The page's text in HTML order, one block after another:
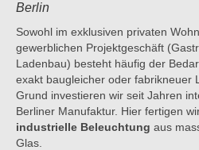
Berlin
Sowohl im exklusiven privaten
gewerblichen Projektgeschäft
Ladenbau) besteht häufig der
exakt baugleicher oder fabrikneuer
Grund investieren wir seit Jahren
Berliner Manufaktur. Hier fertigen
industrielle Beleuchtung aus
Glas.